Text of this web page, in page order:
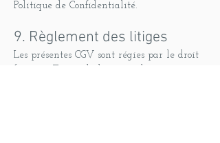
Politique de Confidentialité.
9. Règlement des litiges
Les présentes CGV sont régies par le droit